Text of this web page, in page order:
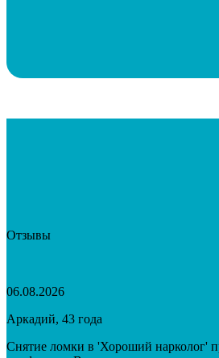
Отзывы
06.08.2026
Аркадий, 43 года
Снятие ломки в 'Хороший нарколог'